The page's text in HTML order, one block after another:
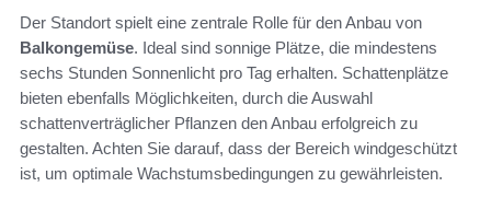
Der Standort spielt eine zentrale Rolle für den Anbau von
Balkongemüse. Ideal sind sonnige Plätze, die mindestens
sechs Stunden Sonnenlicht pro Tag erhalten. Schattenplätze
bieten ebenfalls Möglichkeiten, durch die Auswahl
schattenverträglicher Pflanzen den Anbau erfolgreich zu
gestalten. Achten Sie darauf, dass der Bereich windgeschützt
ist, um optimale Wachstumsbedingungen zu gewährleisten.